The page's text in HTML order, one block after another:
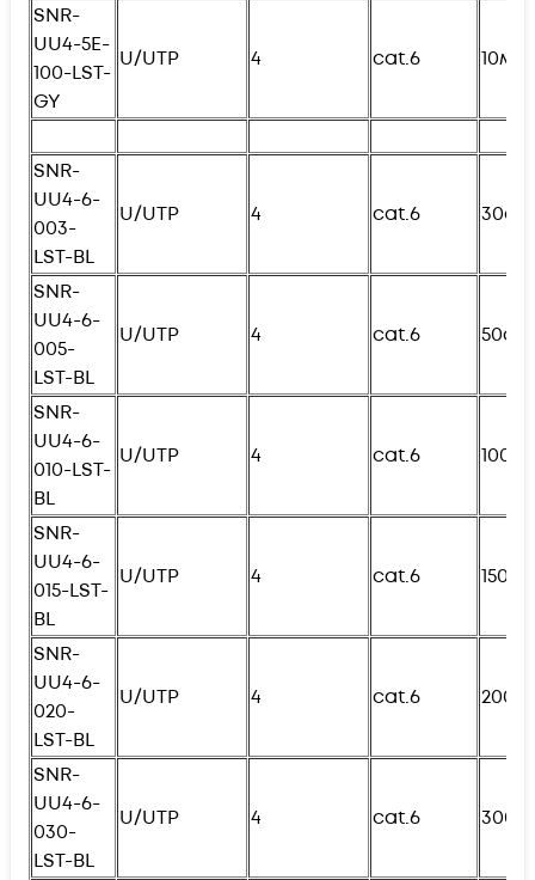
SNR-
UU4-5E-
100-LST-
GY
U/UTP 4 cat.6 10м
SNR-
UU4-6-
003-
LST-BL
U/UTP 4 cat.6 30см
SNR-
UU4-6-
005-
LST-BL
U/UTP 4 cat.6 50см
SNR-
UU4-6-
010-LST-
BL
U/UTP 4 cat.6
SNR-
UU4-6-
015-LST-
BL
U/UTP 4 cat.6 150см
SNR-
UU4-6-
020-
LST-BL
U/UTP 4 cat.6
SNR-
UU4-6-
030-
LST-BL
U/UTP 4 cat.6